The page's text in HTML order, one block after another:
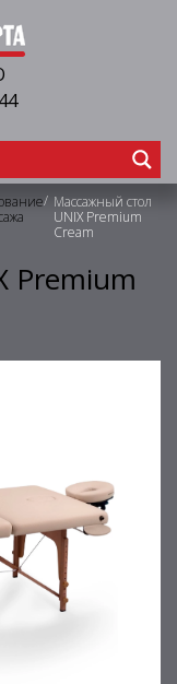
/ Массажный стол
UNIX Premium
Cream
Premium